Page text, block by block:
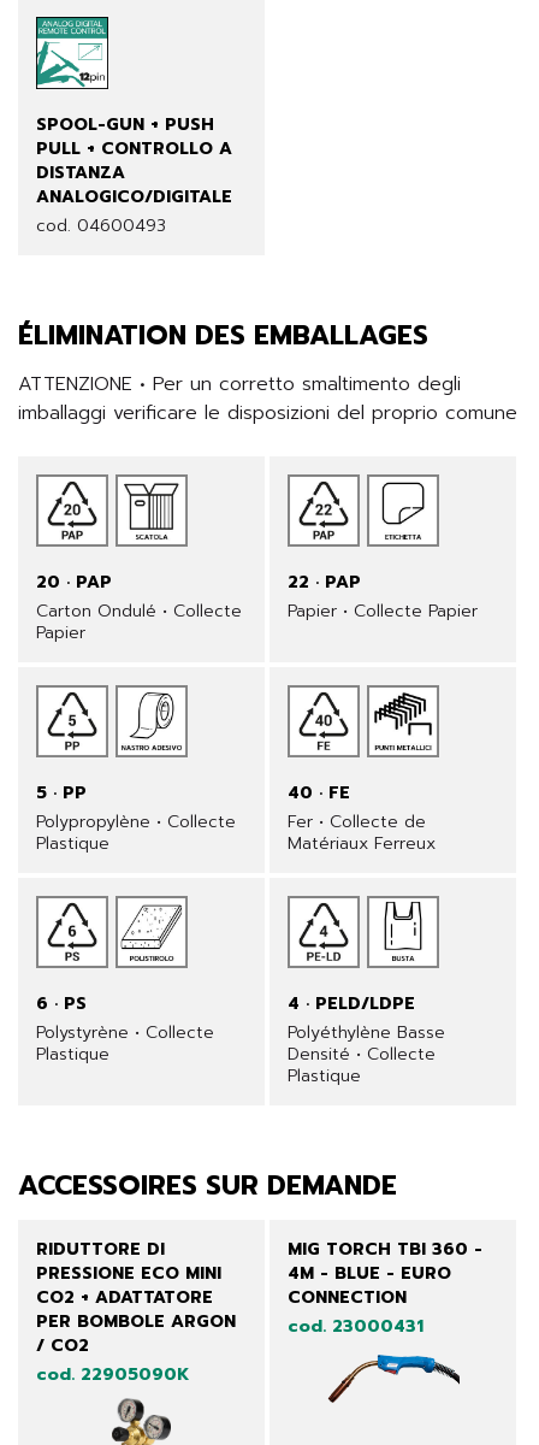
SPOOL-GUN + PUSH
PULL + CONTROLLO A
DISTANZA
ANALOGICO/DIGITALE
cod. 04600493
ÉLIMINATION DES EMBALLAGES
ATTENZIONE • Per un corretto smaltimento degli
imballaggi verificare le disposizioni del proprio comune
20 · PAP
Carton Ondulé • Collecte
Papier
22 · PAP
Papier • Collecte Papier
5 · PP
Polypropylène • Collecte
Plastique
40 · FE
Fer • Collecte de
Matériaux Ferreux
6 · PS
Polystyrène • Collecte
Plastique
4 · PELD/LDPE
Polyéthylène Basse
Densité • Collecte
Plastique
ACCESSOIRES SUR DEMANDE
RIDUTTORE DI
PRESSIONE ECO MINI
CO2 + ADATTATORE
PER BOMBOLE ARGON
/ CO2
cod. 22905090K
MIG TORCH TBI 360 -
4M - BLUE - EURO
CONNECTION
cod. 23000431